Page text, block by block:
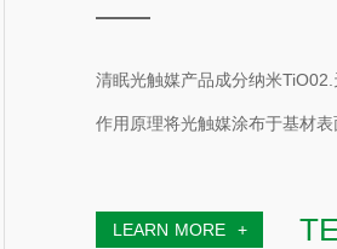
清眠光触媒产品成分纳米
作用原理将光触媒涂布于基材
L EARN MORE